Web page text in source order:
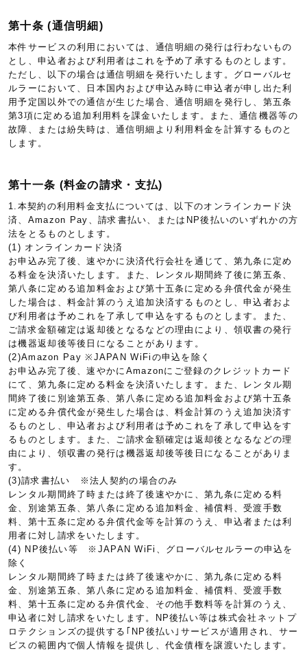
第十条 (通信明細)
本件サービスの利用においては、通信明細の発行は行わないもの
とし、申込者および利用者はこれを予め了承するものとします。
ただし、以下の場合は通信明細を発行いたします。グローバルセ
ルラーにおいて、日本国内および申込み時に申込者が申し出た利
用予定国以外での通信が生じた場合、通信明細を発行し、第五条
第3項に定める追加利用料を課金いたします。また、通信機器等の
故障、または紛失時は、通信明細より利用料金を計算するものと
します。
第十一条 (料金の請求・支払)
1.本契約の利用料金支払については、以下のオンラインカード決
済、Amazon Pay、請求書払い、またはNP後払いのいずれかの方
法をとるものとします。
(1) オンラインカード決済
お申込み完了後、速やかに決済代行会社を通じて、第九条に定め
る料金を決済いたします。また、レンタル期間終了後に第五条、
第八条に定める追加料金および第十五条に定める弁償代金が発生
した場合は、料金計算のうえ追加決済するものとし、申込者およ
び利用者は予めこれを了承して申込をするものとします。また、
ご請求金額確定は返却後となるなどの理由により、領収書の発行
は機器返却後等後日になることがあります。
(2)Amazon Pay ※JAPAN WiFiの申込を除く
お申込み完了後、速やかにAmazonにご登録のクレジットカード
にて、第九条に定める料金を決済いたします。また、レンタル期
間終了後に別途第五条、第八条に定める追加料金および第十五条
に定める弁償代金が発生した場合は、料金計算のうえ追加決済す
るものとし、申込者および利用者は予めこれを了承して申込をす
るものとします。また、ご請求金額確定は返却後となるなどの理
由により、領収書の発行は機器返却後等後日になることがありま
す。
(3)請求書払い ※法人契約の場合のみ
レンタル期間終了時または終了後速やかに、第九条に定める料
金、別途第五条、第八条に定める追加料金、補償料、受渡手数
料、第十五条に定める弁償代金等を計算のうえ、申込者または利
用者に対し請求をいたします。
(4) NP後払い等 ※JAPAN WiFi、グローバルセルラーの申込を
除く
レンタル期間終了時または終了後速やかに、第九条に定める料
金、別途第五条、第八条に定める追加料金、補償料、受渡手数
料、第十五条に定める弁償代金、その他手数料等を計算のうえ、
申込者に対し請求をいたします。NP後払い等は株式会社ネットプ
ロテクションズの提供する｢NP後払い｣サービスが適用され、サー
ビスの範囲内で個人情報を提供し、代金債権を譲渡いたします。